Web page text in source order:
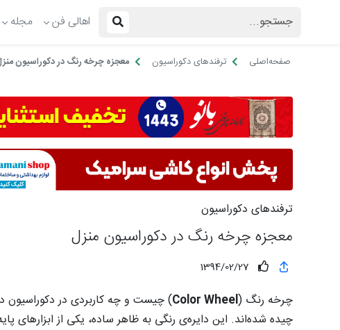
اهالی فن مجله
صفحه‌اصلی ترفندهای دکوراسیون معجزه چرخه رنگ در دکوراسیون
ترفندهای دکوراسیون
معجزه چرخه رنگ در دکوراسیون منزل
1394/02/27
چرخه رنگ (Color Wheel) چیست و چه کاربردی در دکوراسیون
چیده‌ شده‌اند. این دایره‌ی رنگی به ظاهر ساده، یکی از ابزارهای